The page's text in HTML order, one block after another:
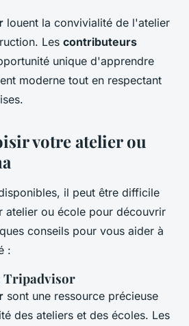
louent la convivialité de l'atelier
Les contributeurs
unique d'apprendre
moderne tout en respectant
votre atelier ou
il peut être difficile
atelier ou école pour découvrir
conseils pour vous aider à
:
Tripadvisor
sont une ressource précieuse
des ateliers et des écoles. Les